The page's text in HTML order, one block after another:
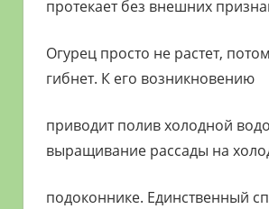
протекает без внешних
Огурец просто не растет,
гибнет. К его возникновению
приводит полив холодной
выращивание рассады на
подоконнике. Единственный